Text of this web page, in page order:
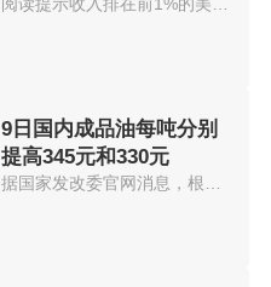
9日国内成品油每吨分别
提高345元和330元
据国家发改委官网消息，根据近期...